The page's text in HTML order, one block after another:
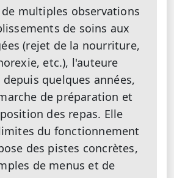
multiples observations
de soins aux
(rejet de la nourriture,
etc.), l'auteure
quelques années,
de préparation et
des repas. Elle
du fonctionnement
des pistes concrètes,
de menus et de